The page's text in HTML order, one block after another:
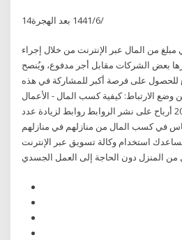
14‏‏/6‏‏/1441 بعد الهجرة
من المال عبر الإنترنت من خلال إجراء
بعض الشركات مقابل أجر مدفوع، ويُنصح
للحصول على فرصة أكبر للمشاركة في هذه
وضع الارتباط: كيفية كسب المال - الأعمال
التجارية عبر الإنترنت - 2020 أرباح على نشر الروابط روابط لزيادة عدد
في كسب المال من منازلهم في منازلهم
استخدام وكالة تسويق عبر الإنترنت